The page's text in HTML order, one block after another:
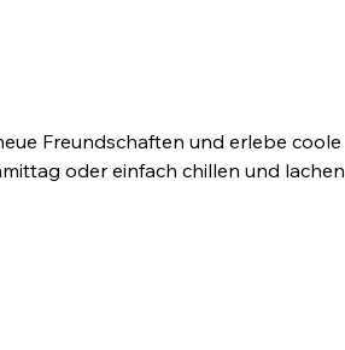
Freundschaften und erlebe coole
oder einfach chillen und